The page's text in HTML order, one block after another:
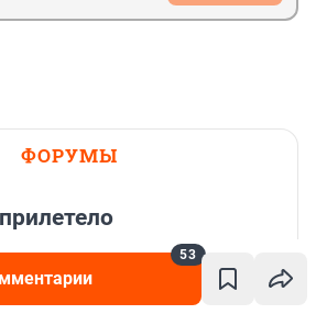
53
ФОРУМЫ
74